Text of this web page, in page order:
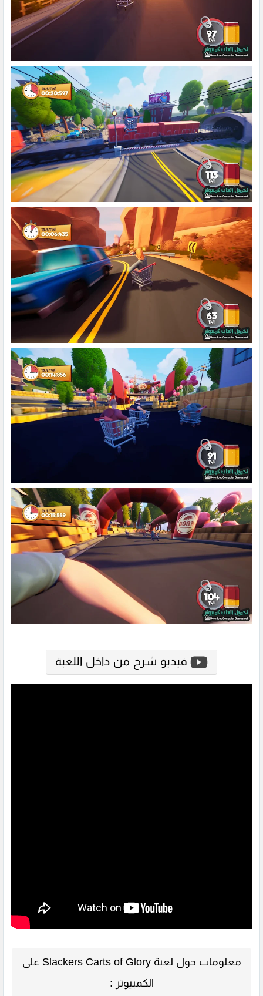
فيديو شرح من داخل اللعبة
معلومات حول لعبة Slackers Carts of Glory على
الكمبيوتر :